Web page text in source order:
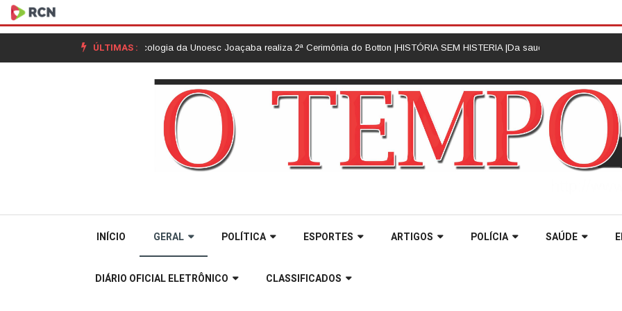
ÚLTIMAS :
Curso de Psicologia da Unoesc Joaçaba realiza 2ª Cerimônia do Botton |HISTÓRIA SEM HISTERIA |Da saudade ao sonho realizado: as
INÍCIO GERAL POLÍTICA ESPORTES ARTIGOS POLÍCIA SAÚDE
DIÁRIO OFICIAL ELETRÔNICO CLASSIFICADOS